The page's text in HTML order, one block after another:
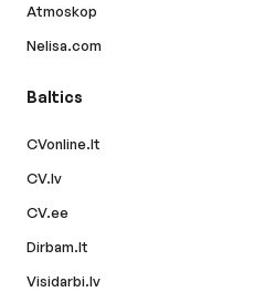
Atmoskop
Nelisa.com
Baltics
CVonline.lt
CV.lv
CV.ee
Dirbam.lt
Visidarbi.lv